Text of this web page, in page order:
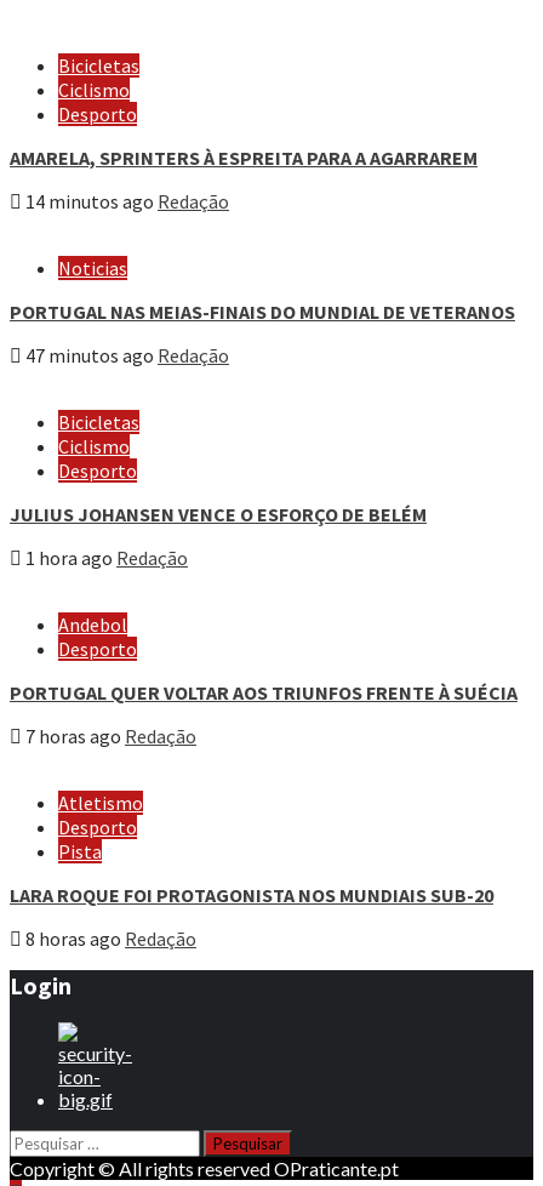
Bicicletas
Ciclismo
Desporto
AMARELA, SPRINTERS À ESPREITA PARA A AGARRAREM
14 minutos ago Redação
Noticias
PORTUGAL NAS MEIAS-FINAIS DO MUNDIAL DE VETERANOS
47 minutos ago Redação
Bicicletas
Ciclismo
Desporto
JULIUS JOHANSEN VENCE O ESFORÇO DE BELÉM
1 hora ago Redação
Andebol
Desporto
PORTUGAL QUER VOLTAR AOS TRIUNFOS FRENTE À SUÉCIA
7 horas ago Redação
Atletismo
Desporto
Pista
LARA ROQUE FOI PROTAGONISTA NOS MUNDIAIS SUB-20
8 horas ago Redação
Login
Pesquisar
por:
Copyright © All rights reserved OPraticante.pt